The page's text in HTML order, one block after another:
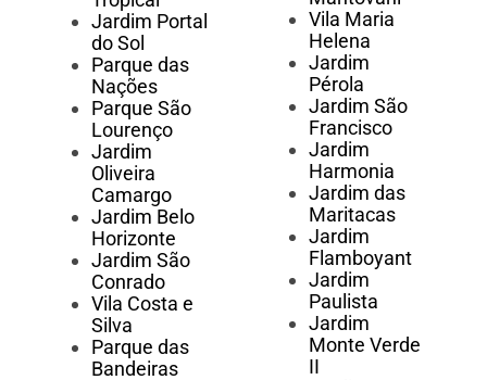
Jardim Portal
do Sol
Parque das
Nações
Parque São
Lourenço
Jardim
Oliveira
Camargo
Jardim Belo
Horizonte
Jardim São
Conrado
Vila Costa e
Silva
Parque das
Bandeiras
Vila Maria
Helena
Jardim
Pérola
Jardim São
Francisco
Jardim
Harmonia
Jardim das
Maritacas
Jardim
Flamboyant
Jardim
Paulista
Jardim
Monte Verde
II